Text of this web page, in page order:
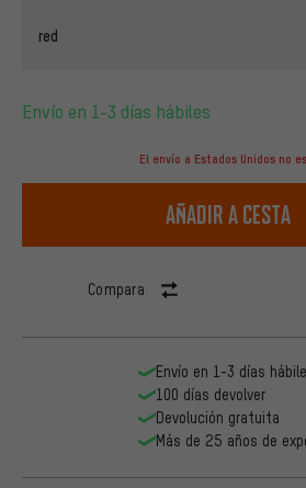
red
Envío en 1-3 días hábiles
El envío a Estados Unidos no
Añadir a cesta
Compara
Envío en 1-3 días
100 días devolver
Devolución gratuita
Más de 25 años de